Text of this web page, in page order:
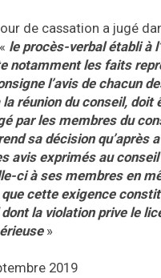
de cassation a jugé
le procès-verbal établi à
notamment les faits
l’avis de chacun
réunion du conseil, doit
par les membres du
sa décision qu’après
avis exprimés au
ci à ses membres en
que cette exigence
la violation prive le
»
2019